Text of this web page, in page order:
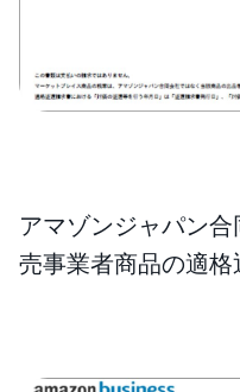
アマゾンジャパン
売事業者商品の適格